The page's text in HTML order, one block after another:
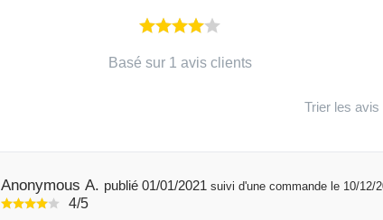
Basé sur 1 avis clients
Trier les avis
Anonymous A. publié 01/01/2021suivi d'une commande le 10/12/
4/5